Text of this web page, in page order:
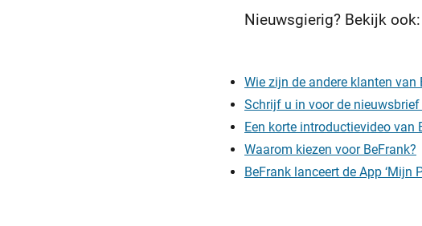
Nieuwsgierig? Bekijk ook:
Wie zijn de andere klanten
Schrijf u in voor de
Een korte introductievideo van
Waarom kiezen voor BeFrank?
BeFrank lanceert de App ‘Mijn